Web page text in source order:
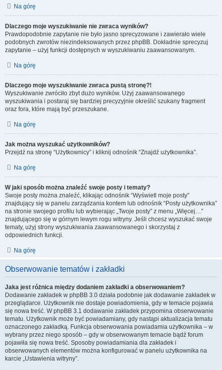
Na górę
Dlaczego moje wyszukiwanie nie zwraca wyników?
Prawdopodobnie zapytanie nie było jasno sprecyzowane i zawierało wiele
podobnych zwrotów niezindeksowanych przez phpBB. Dokładnie sprecyzuj
zapytanie – użyj funkcji dostępnych w wyszukiwaniu zaawansowanym.
Na górę
Dlaczego moje wyszukiwanie zwraca pustą stronę?!
Wyszukiwanie zwróciło zbyt dużo wyników. Użyj zaawansowanego
wyszukiwania i postaraj się bardziej precyzyjnie określić szukany fragment
oraz fora, które mają być przeszukane.
Na górę
Jak można wyszukać użytkowników?
Przejdź na stronę “Użytkownicy” i kliknij odnośnik “Znajdź użytkownika”.
Na górę
W jaki sposób można znaleźć swoje posty i tematy?
Swoje posty można znaleźć, klikając odnośnik “Wyświetl moje posty”
znajdujący się w panelu zarządzania kontem lub odnośnik “Posty użytkownika”
na stronie swojego profilu lub wybierając „Twoje posty” z menu „Więcej…”
znajdującego się w górnym lewym rogu witryny. Jeśli chcesz wyszukać swoje
tematy, użyj strony wyszukiwania zaawansowanego i skorzystaj z
odpowiednich funkcji.
Na górę
Obserwowanie tematów i zakładki
Jaka jest różnica między dodaniem zakładki a obserwowaniem?
Dodawanie zakładek w phpBB 3.0 działa podobnie jak dodawanie zakładek w
przeglądarce. Użytkownik nie dostaje powiadomienia, gdy w temacie pojawia
się nowa treść. W phpBB 3.1 dodawanie zakładek przypomina obserwowanie
tematu. Użytkownik może być powiadamiany, gdy nastąpi aktualizacja tematu
oznaczonego zakładką. Funkcja obserwowania powiadamia użytkownika – w
wybrany przez niego sposób – gdy w obserwowanym temacie bądź forum
pojawiła się nowa treść. Sposoby powiadamiania dla zakładek i
obserwowanych elementów można konfigurować w panelu użytkownika na
karcie „Ustawienia witryny”.